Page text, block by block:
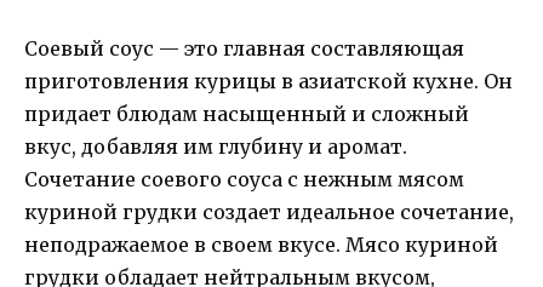
Соевый соус — это главная составляющая
приготовления курицы в азиатской кухне. Он
придает блюдам насыщенный и сложный
вкус, добавляя им глубину и аромат.
Сочетание соевого соуса с нежным мясом
куриной грудки создает идеальное сочетание,
неподражаемое в своем вкусе. Мясо куриной
грудки обладает нейтральным вкусом,